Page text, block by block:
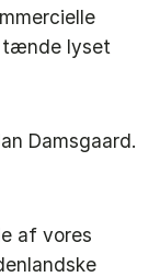
tænde lyset
Damsgaard.
af vores